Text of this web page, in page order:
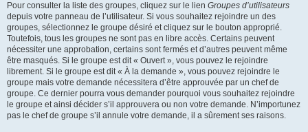
Pour consulter la liste des groupes, cliquez sur le lien Groupes d’utilisateurs
depuis votre panneau de l’utilisateur. Si vous souhaitez rejoindre un des
groupes, sélectionnez le groupe désiré et cliquez sur le bouton approprié.
Toutefois, tous les groupes ne sont pas en libre accès. Certains peuvent
nécessiter une approbation, certains sont fermés et d’autres peuvent même
être masqués. Si le groupe est dit « Ouvert », vous pouvez le rejoindre
librement. Si le groupe est dit « À la demande », vous pouvez rejoindre le
groupe mais votre demande nécessitera d’être approuvée par un chef de
groupe. Ce dernier pourra vous demander pourquoi vous souhaitez rejoindre
le groupe et ainsi décider s’il approuvera ou non votre demande. N’importunez
pas le chef de groupe s’il annule votre demande, il a sûrement ses raisons.